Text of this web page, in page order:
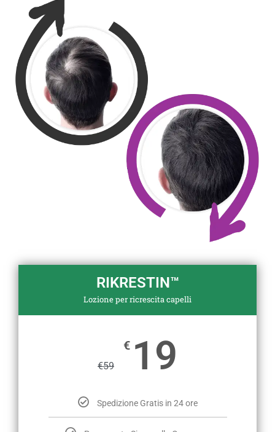
RIKRESTIN™
Lozione per ricrescita capelli
€59
€ 19
Spedizione Gratis in 24 ore